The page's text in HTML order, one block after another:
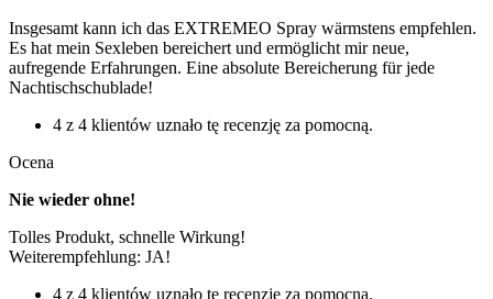
Insgesamt kann ich das EXTREMEO Spray wärmstens empfehlen.
Es hat mein Sexleben bereichert und ermöglicht mir neue,
aufregende Erfahrungen. Eine absolute Bereicherung für jede
Nachtischschublade!
4 z 4 klientów uznało tę recenzję za pomocną.
Ocena
Nie wieder ohne!
Tolles Produkt, schnelle Wirkung!
Weiterempfehlung: JA!
4 z 4 klientów uznało tę recenzję za pomocną.